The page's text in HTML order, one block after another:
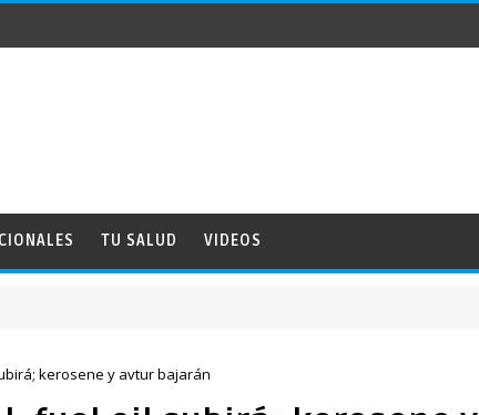
TU SALUD VIDEOS
kerosene y avtur bajarán